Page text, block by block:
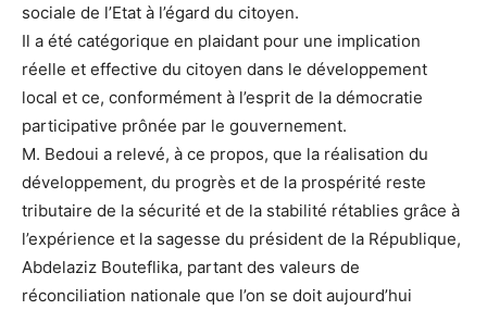
sociale de l’Etat à l’égard du citoyen.
Il a été catégorique en plaidant pour une implication
réelle et effective du citoyen dans le développement
local et ce, conformément à l’esprit de la démocratie
participative prônée par le gouvernement.
M. Bedoui a relevé, à ce propos, que la réalisation du
développement, du progrès et de la prospérité reste
tributaire de la sécurité et de la stabilité rétablies grâce à
l’expérience et la sagesse du président de la République,
Abdelaziz Bouteflika, partant des valeurs de
réconciliation nationale que l’on se doit aujourd’hui